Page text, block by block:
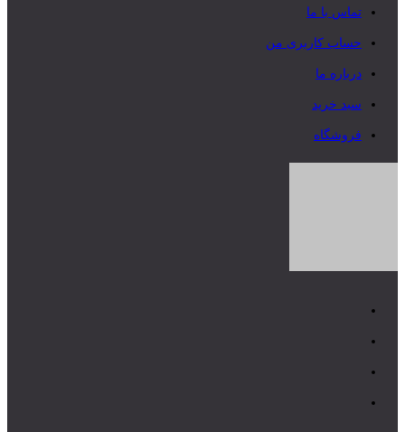
تماس با ما
حساب کاربری من
درباره ما
سبد خرید
فروشگاه